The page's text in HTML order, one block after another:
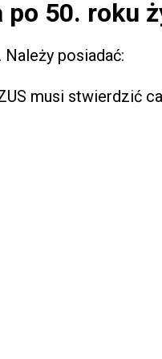
po 50. roku
posiadać:
musi stwierdzić